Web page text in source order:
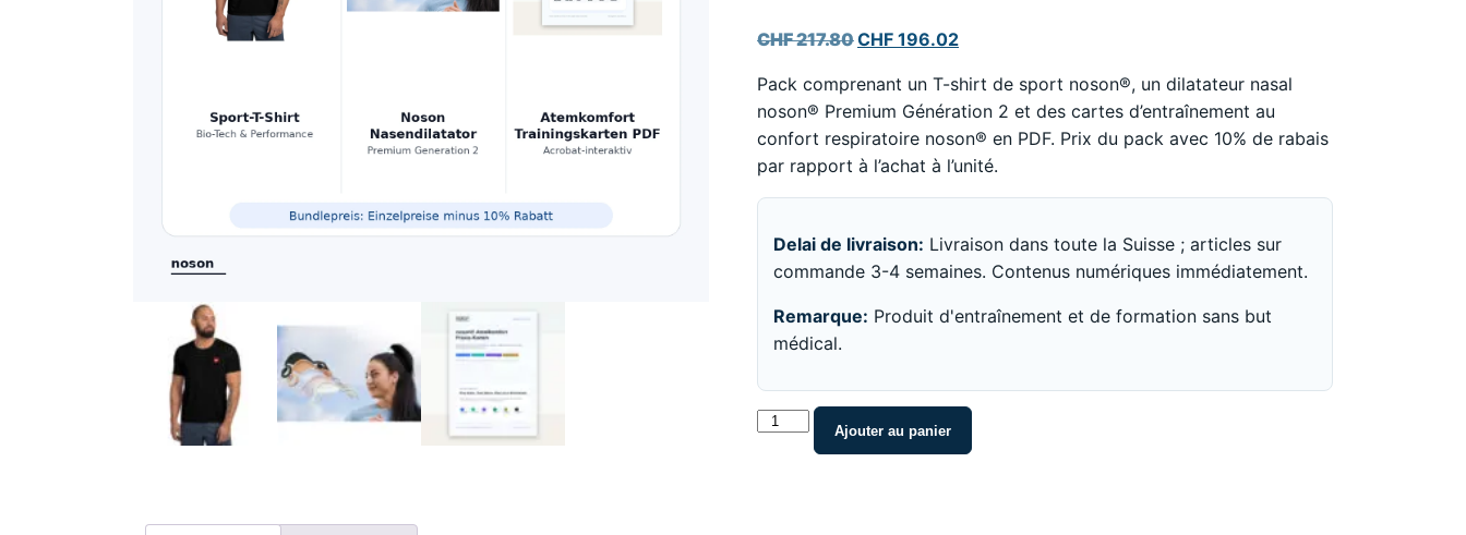
CHF217.80Original
was:
CHF 217.80.
CHF 196.02Current
is:
CHF 196.02.
Pack comprenant un T-shirt de sport noson®, un dilatateur nasal
noson® Premium Génération 2 et des cartes d’entraînement au
confort respiratoire noson® en PDF. Prix du pack avec 10% de rabais
par rapport à l’achat à l’unité.
Delai de livraison: Livraison dans toute la Suisse ; articles sur
commande 3-4 semaines. Contenus numériques immédiatement.
Remarque: Produit d'entraînement et de formation sans but
médical.
noson®
Ajouter au panier